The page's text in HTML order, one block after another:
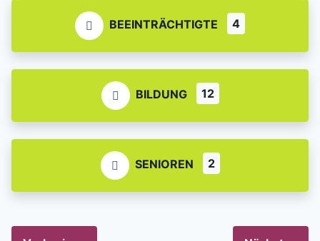
BEEINTRÄCHTIGTE 4
BILDUNG 12
SENIOREN 2